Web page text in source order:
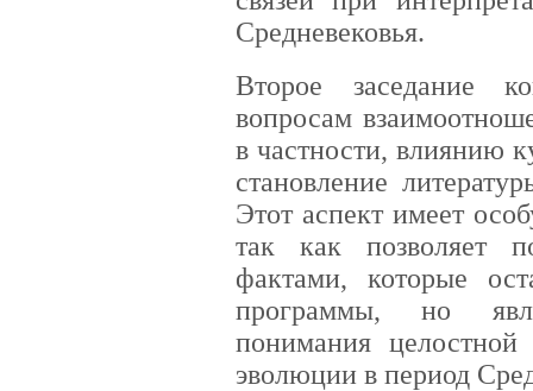
Средневековья.
Второе заседание
вопросам
в частности, влиянию
становление
Этот аспект имеет
так как позволяет
фактами, которые
программы, но
понимания
эволюции в период